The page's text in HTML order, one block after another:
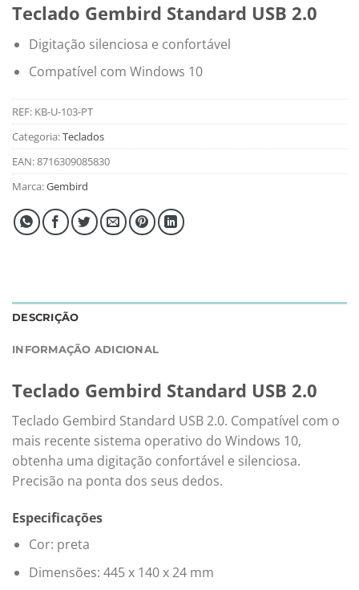
Teclado Gembird Standard USB 2.0
Digitação silenciosa e confortável
Compatível com Windows 10
REF: KB-U-103-PT
Categoria:Teclados
EAN:8716309085830
Marca:Gembird
DESCRIÇÃO
INFORMAÇÃO ADICIONAL
Teclado Gembird Standard USB 2.0
Teclado Gembird Standard USB 2.0. Compatível com o
mais recente sistema operativo do Windows 10,
obtenha uma digitação confortável e silenciosa.
Precisão na ponta dos seus dedos.
Especificações
Cor: preta
Dimensões: 445 x 140 x 24 mm